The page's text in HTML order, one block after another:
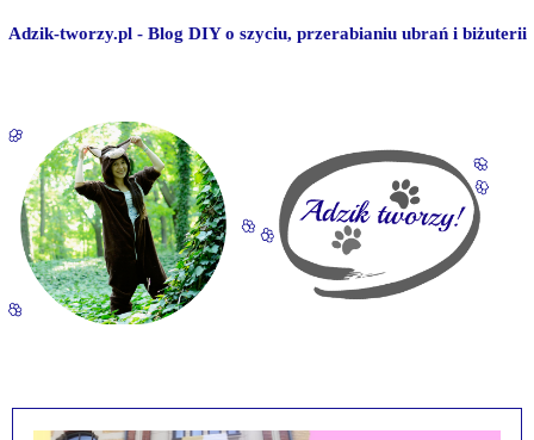
Adzik-tworzy.pl - Blog DIY o szyciu, przerabianiu ubrań i biżuterii